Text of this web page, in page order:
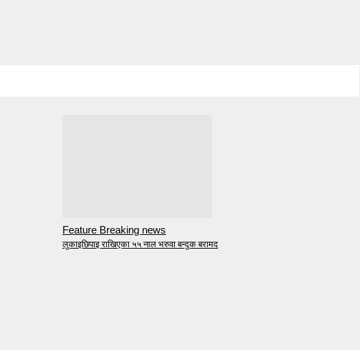
Feature Breaking news
लुकाइछिपाइ राखिएका ५५ नाल भरुवा बन्दुक बरामद